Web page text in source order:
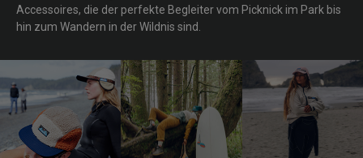
Accessoires, die der perfekte Begleiter vom Picknick im Park bis
hin zum Wandern in der Wildnis sind.